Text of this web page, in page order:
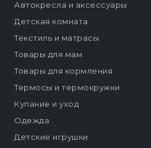
Автокресла и аксессуары
Детская комната
Текстиль и матрасы
Товары для мам
Товары для кормления
Термосы и термокружки
Купание и уход
Одежда
Детские игрушки